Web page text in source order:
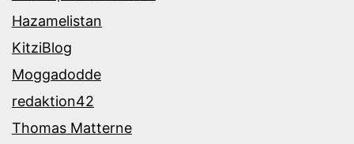
Hazamelistan
KitziBlog
Moggadodde
redaktion42
Thomas Matterne